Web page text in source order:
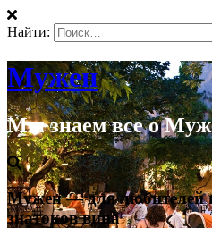
Найти:
Мужен
Мы знаем все о
Мужен — для любителей
знатоков вина